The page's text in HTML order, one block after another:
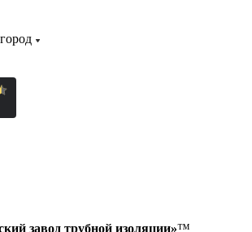
завод трубной изоляции»™